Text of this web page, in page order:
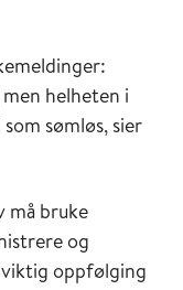
helheten i
sømløs, sier
må bruke
og
oppfølging